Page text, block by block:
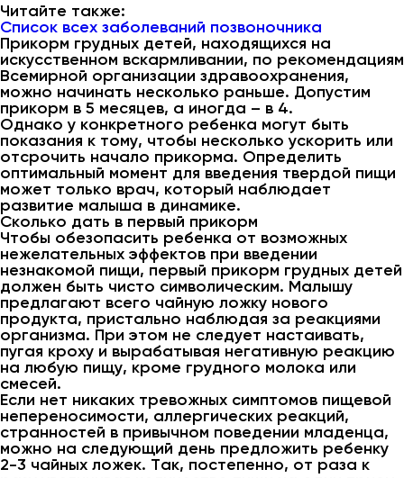
Читайте также:
Список всех заболеваний позвоночника
Прикорм грудных детей, находящихся на
искусственном вскармливании, по рекомендациям
Всемирной организации здравоохранения,
можно начинать несколько раньше. Допустим
прикорм в 5 месяцев, а иногда – в 4.
Однако у конкретного ребенка могут быть
показания к тому, чтобы несколько ускорить или
отсрочить начало прикорма. Определить
оптимальный момент для введения твердой пищи
может только врач, который наблюдает
развитие малыша в динамике.
Сколько дать в первый прикорм
Чтобы обезопасить ребенка от возможных
нежелательных эффектов при введении
незнакомой пищи, первый прикорм грудных детей
должен быть чисто символическим. Малышу
предлагают всего чайную ложку нового
продукта, пристально наблюдая за реакциями
организма. При этом не следует настаивать,
пугая кроху и вырабатывая негативную реакцию
на любую пищу, кроме грудного молока или
смесей.
Если нет никаких тревожных симптомов пищевой
непереносимости, аллергических реакций,
странностей в привычном поведении младенца,
можно на следующий день предложить ребенку
2-3 чайных ложек. Так, постепенно, от раза к